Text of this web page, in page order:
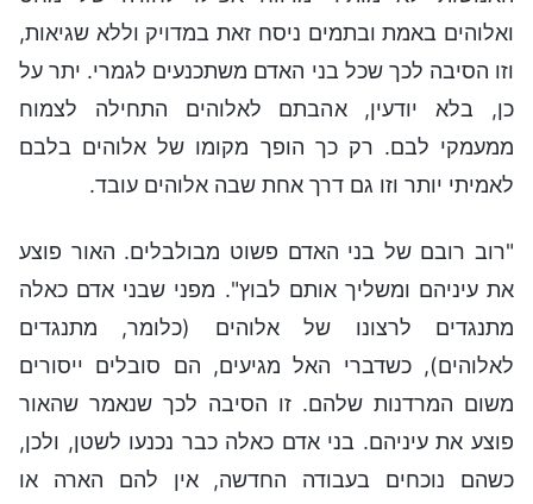
ואלוהים באמת ובתמים ניסח זאת במדויק וללא שגיאות,
וזו הסיבה לכך שכל בני האדם משתכנעים לגמרי. יתר על
כן, בלא יודעין, אהבתם לאלוהים התחילה לצמוח
ממעמקי לבם. רק כך הופך מקומו של אלוהים בלבם
לאמיתי יותר וזו גם דרך אחת שבה אלוהים עובד.
"רוב רובם של בני האדם פשוט מבולבלים. האור פוצע
את עיניהם ומשליך אותם לבוץ". מפני שבני אדם כאלה
מתנגדים לרצונו של אלוהים (כלומר, מתנגדים
לאלוהים), כשדברי האל מגיעים, הם סובלים ייסורים
משום המרדנות שלהם. זו הסיבה לכך שנאמר שהאור
פוצע את עיניהם. בני אדם כאלה כבר נכנעו לשטן, ולכן,
כשהם נוכחים בעבודה החדשה, אין להם הארה או